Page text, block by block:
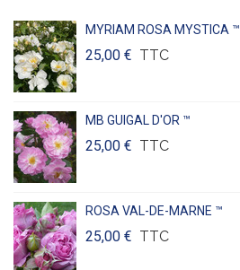
MYRIAM ROSA MYSTICA ™
25,00 € TTC
MB GUIGAL D'OR ™
25,00 € TTC
ROSA VAL-DE-MARNE ™
25,00 € TTC